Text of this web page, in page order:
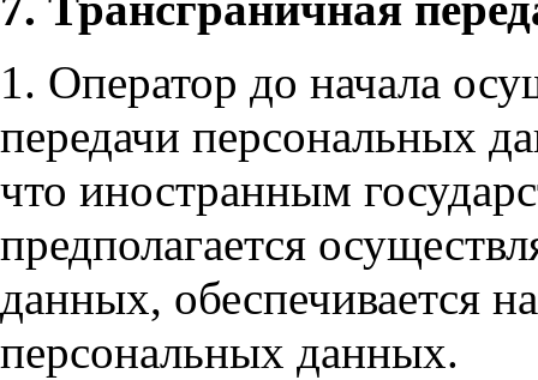
1. Оператор до начала
передачи персональных
что иностранным
предполагается
данных, обеспечивается
персональных данных.